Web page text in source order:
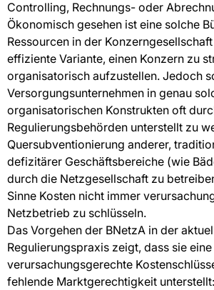
Controlling, Rechnungs- oder
Ökonomisch gesehen ist eine solche
Ressourcen in der
effiziente Variante, einen Konzern zu
organisatorisch aufzustellen. Jedoch
Versorgungsunternehmen in genau
organisatorischen Konstrukten oft
Regulierungsbehörden unterstellt zu
Quersubventionierung anderer,
defizitärer Geschäftsbereiche (wie
durch die Netzgesellschaft zu
Sinne Kosten nicht immer
Netzbetrieb zu schlüsseln.
Das Vorgehen der BNetzA in der
Regulierungspraxis zeigt, dass sie
verursachungsgerechte
fehlende Marktgerechtigkeit